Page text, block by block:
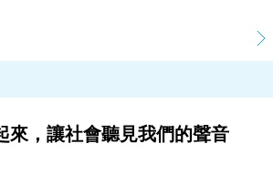
來，讓社會聽見我們的聲音